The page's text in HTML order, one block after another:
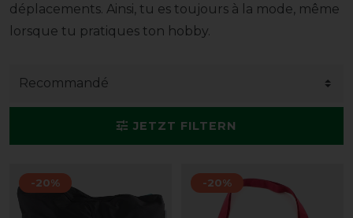
déplacements. Ainsi, tu es toujours à la mode, même
lorsque tu pratiques ton hobby.
JETZT FILTERN
-20% -20%